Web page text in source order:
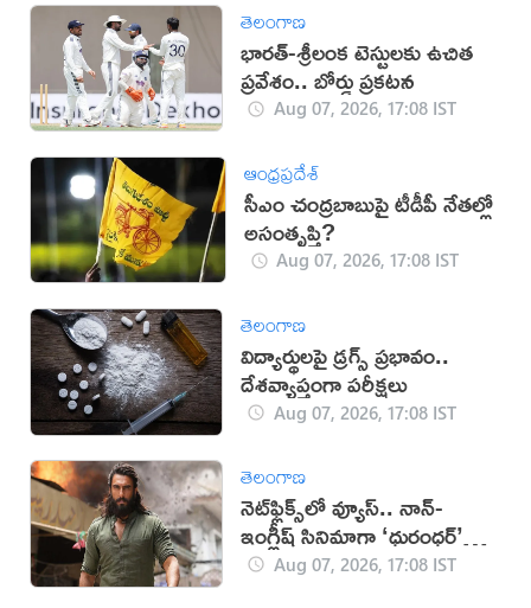
తెలంగాణ
భారత్-శ్రీలంక టెస్టులకు ఉచిత
ప్రవేశం.. బోర్డు ప్రకటన
Aug 07, 2026, 17:08 IST
ఆంధ్రప్రదేశ్
సీఎం చంద్రబాబుపై టీడీపీ నేతల్లో
అసంతృప్తి?
Aug 07, 2026, 17:08 IST
తెలంగాణ
విద్యార్థులపై డ్రగ్స్ ప్రభావం..
దేశవ్యాప్తంగా పరీక్షలు
Aug 07, 2026, 17:08 IST
తెలంగాణ
నెట్‌ఫ్లిక్స్‌లో వ్యూస్.. నాన్-
ఇంగ్లీష్ సినిమాగా ‘ధురంధర్’
రికార్డుAug 07, 2026, 17:08 IST